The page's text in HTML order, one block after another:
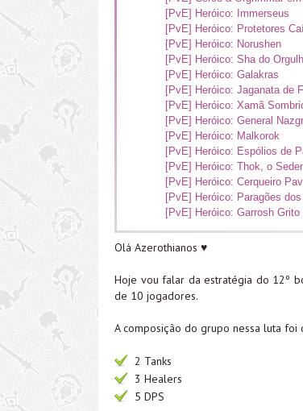
[PvE] Heróico: Immerseus
[PvE] Heróico: Protetores
[PvE] Heróico: Norushen
[PvE] Heróico: Sha do
[PvE] Heróico: Galakras
[PvE] Heróico: Jaganata de
[PvE] Heróico: Xamã
[PvE] Heróico: General
[PvE] Heróico: Malkorok
[PvE] Heróico: Espólios de
[PvE] Heróico: Thok, o
[PvE] Heróico: Cerqueiro
[PvE] Heróico: Paragões
[PvE] Heróico: Garrosh Grito
Olá Azerothianos ♥
Hoje vou falar da estratégia do 12º
de 10 jogadores.
A composição do grupo nessa luta foi
2 Tanks
3 Healers
5 DPS